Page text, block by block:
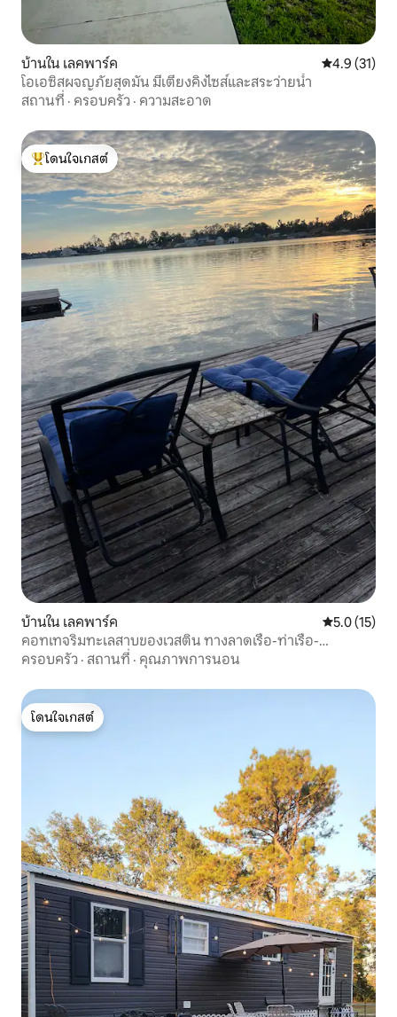
บ้านใน เลคพาร์ค คะแนนเฉลี่ย
4.9 (31)
โอเอซิสผจญภัยสุดมัน มีเตียงคิงไซส์และสระว่ายน้ำ
สถานที่ · ครอบครัว · ความสะอาด
โดนใจเกสต์ที่สุด
โดนใจเกสต์
บ้านใน เลคพาร์ค คะแนนเฉลี่ย
5.0 (15)
คอทเทจริมทะเลสาบของเวสติน ทางลาดเรือ-ท่าเรือ-
พระอาทิตย์ตก
ครอบครัว · สถานที่ · คุณภาพการนอน
โดนใจเกสต์
โดนใจเกสต์